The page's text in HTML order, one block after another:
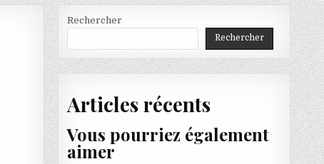
Rechercher
Rechercher
Articles récents
Vous pourriez également
aimer